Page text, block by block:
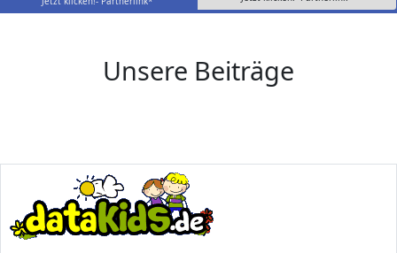
Unsere Beiträge